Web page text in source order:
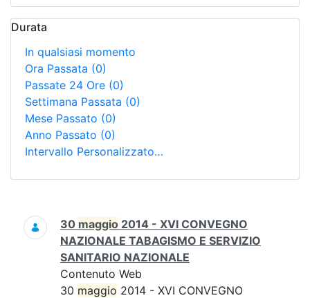
Durata
In qualsiasi momento
Ora Passata (0)
Passate 24 Ore (0)
Settimana Passata (0)
Mese Passato (0)
Anno Passato (0)
Intervallo Personalizzato…
Ricerca
30 maggio 2014 - XVI CONVEGNO
NAZIONALE TABAGISMO E SERVIZIO
SANITARIO NAZIONALE
Contenuto Web
30 maggio 2014 - XVI CONVEGNO